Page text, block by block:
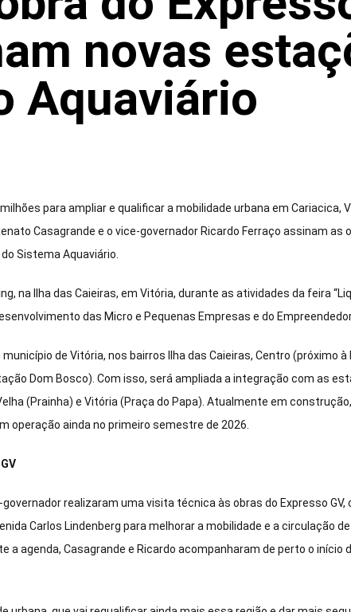
novas
Aquaviário
para ampliar e qualificar a mobilidade urbana em Cariacica,
Casagrande e o vice-governador Ricardo Ferraço assinam as
Sistema Aquaviário.
na Ilha das Caieiras, em Vitória, durante as atividades da feira
das Micro e Pequenas Empresas e do
de Vitória, nos bairros Ilha das Caieiras, Centro (próximo à
Dom Bosco). Com isso, será ampliada a integração com as
(Prainha) e Vitória (Praça do Papa). Atualmente em
operação ainda no primeiro semestre de 2026.
realizaram uma visita técnica às obras do Expresso GV,
Carlos Lindenberg para melhorar a mobilidade e a circulação
a agenda, Casagrande e Ricardo acompanharam de perto o início